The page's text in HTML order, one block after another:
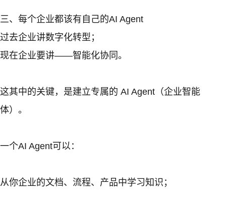
三、每个企业都该有自己的AI Agent
过去企业讲数字化转型；
现在企业要讲——智能化协同。
这其中的关键，是建立专属的 AI Agent（企业智能
体）。
一个AI Agent可以：
从你企业的文档、流程、产品中学习知识；